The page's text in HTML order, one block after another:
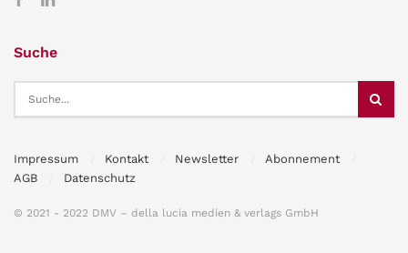
Suche
Impressum Kontakt Newsletter
Abonnement
AGB
Datenschutz
© 2021 - 2022 DMV – della lucia medien & verlags GmbH